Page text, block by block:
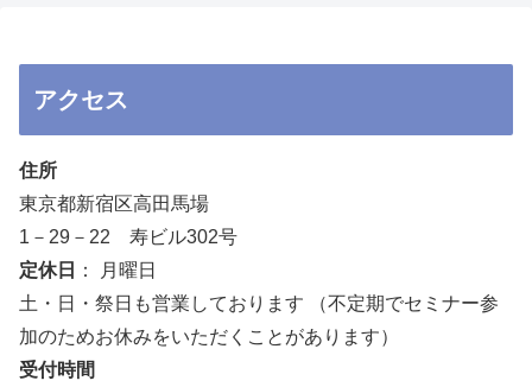
アクセス
住所
東京都新宿区高田馬場
1－29－22 寿ビル302号
定休日
： 月曜日
土・日・祭日も営業しております （不定期でセミナー参
加のためお休みをいただくことがあります）
受付時間